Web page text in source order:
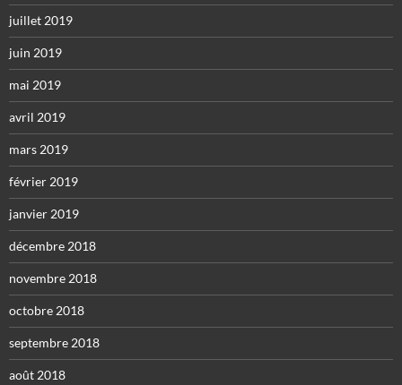
juillet 2019
juin 2019
mai 2019
avril 2019
mars 2019
février 2019
janvier 2019
décembre 2018
novembre 2018
octobre 2018
septembre 2018
août 2018